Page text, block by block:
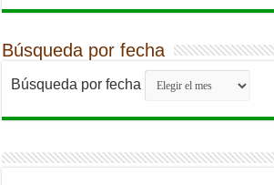
Búsqueda por fecha
Búsqueda por fecha